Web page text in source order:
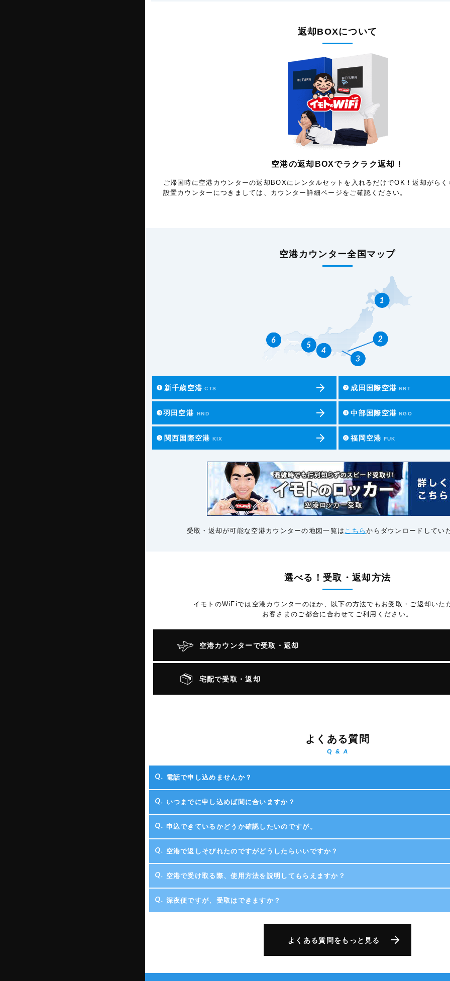
返却BOXについて
空港の返却BOXでラクラク返却！
ご帰国時に空港カウンターの返却BOXにレンタルセットを入れるだけでOK！返却がら
設置カウンターにつきましては、カウンター詳細ページをご確認ください。
空港カウンター全国マップ
❶ 新千歳空港 CTS ❷ 成田国際空港 NRT
❸羽田空港 HND ❹ 中部国際空港 NGO
❺ 関西国際空港 KIX ❻ 福岡空港 FUK
受取・返却が可能な空港カウンターの地図一覧は こちらからダウンロードしてい
選べる！受取・返却方法
イモトのWiFiでは空港カウンターのほか、以下の方法でもお受取・ご返却いた
お客さまのご都合に合わせてご利用ください。
空港カウンターで受取・返却
宅配で受取・返却
よくある質問
Q & A
電話で申し込めませんか？
いつまでに申し込めば間に合いますか？
申込できているかどうか確認したいのですが。
空港で返しそびれたのですがどうしたらいいですか？
空港で受け取る際、使用方法を説明してもらえますか？
深夜便ですが、受取はできますか？
よくある質問をもっと見る